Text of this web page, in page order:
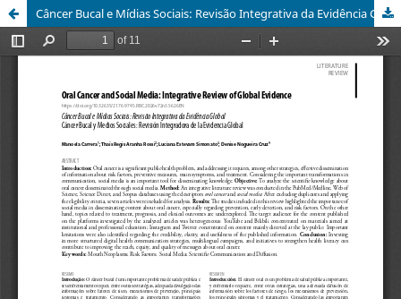
Câncer Bucal e Mídias Sociais: Revisão Integrativa da Evidência Global